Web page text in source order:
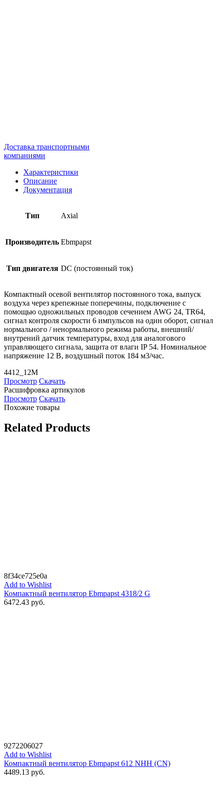
Доставка транспортными
компаниями
Характеристики
Описание
Документация
Тип Axial
Производитель Ebmpapst
Тип двигателя DC (постоянный ток)
Компактный осевой вентилятор постоянного тока, выпуск
воздуха через крепежные поперечины, подключение с
помощью одножильных проводов сечением AWG 24, TR64,
сигнал контроля скорости 6 импульсов на один оборот, сигнал
нормального / ненормального режима работы, внешний/
внутрений датчик температуры, вход для аналогового
управляющего сигнала, защита от влаги IP 54. Номинальное
напряжение 12 В, воздушный поток 184 м3/час.
4412_12M
Просмотр Скачать
Расшифровка артикулов
Просмотр Скачать
Похожие товары
Related Products
8f34ce725e0a
Add to Wishlist
Компактный вентилятор Ebmpapst 4318/2 G
6472.43 руб.
9272206027
Add to Wishlist
Компактный вентилятор Ebmpapst 612 NHH (CN)
4489.13 руб.